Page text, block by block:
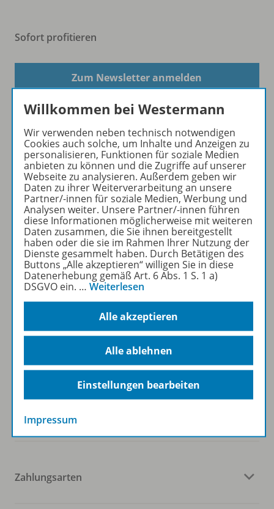
Sofort profitieren
Zum Newsletter anmelden
Folgen Sie uns auf Social Media
Westermann Österreich
Veranstaltungen
Mein Schreibtisch / Konto
Zahlungsarten
Willkommen bei Westermann
Wir verwenden neben technisch notwendigen
Cookies auch solche, um Inhalte und Anzeigen zu
personalisieren, Funktionen für soziale Medien
anbieten zu können und die Zugriffe auf unserer
Webseite zu analysieren. Außerdem geben wir
Daten zu ihrer Weiterverarbeitung an unsere
Partner/-innen für soziale Medien, Werbung und
Analysen weiter. Unsere Partner/-innen führen
diese Informationen möglicherweise mit weiteren
Daten zusammen, die Sie ihnen bereitgestellt
haben oder die sie im Rahmen Ihrer Nutzung der
Dienste gesammelt haben. Durch Betätigen des
Buttons „Alle akzeptieren“ willigen Sie in diese
Datenerhebung gemäß Art. 6 Abs. 1 S. 1 a)
DSGVO ein. … Weiterlesen
Alle akzeptieren
Alle ablehnen
Einstellungen bearbeiten
Impressum